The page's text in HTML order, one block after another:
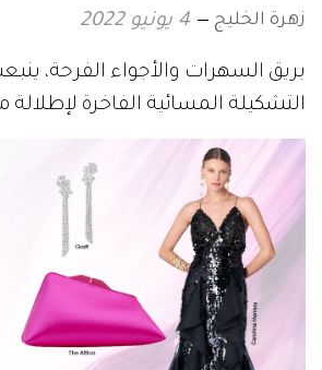
زهرة الخليج 4 يونيو 2022
بريق السهرات والأجواء الفرحة،
التشكيلة المسائية الفاخرة لإطلالة